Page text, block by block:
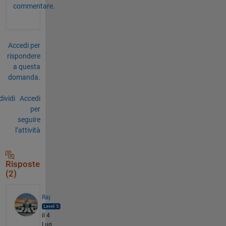
commentare.
Accedi per
rispondere
a questa
domanda.
Accedi
per
seguire
l’attività
Risposte
(2)
Raj
il 4
Lug